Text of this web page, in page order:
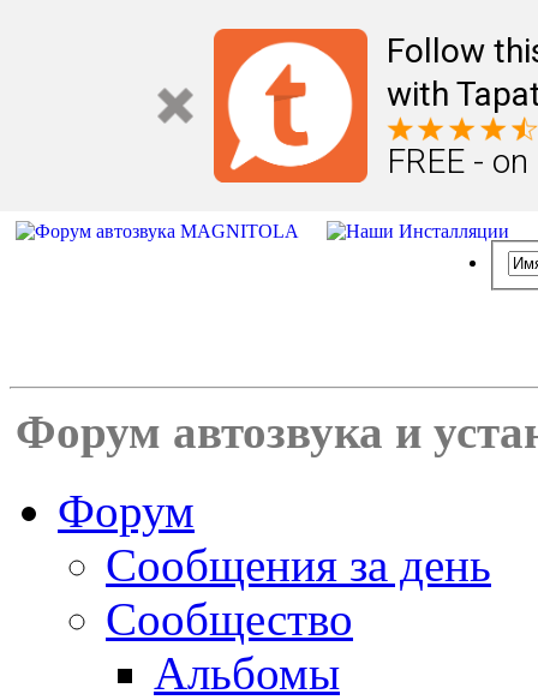
Follow
with
FREE -
Форум автозвука и
Форум
Сообщения за день
Сообщество
Альбомы